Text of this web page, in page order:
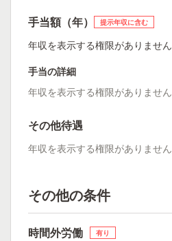
手当額（年） 提示年収に含む
年収を表示する権限がありません
手当の詳細
年収を表示する権限がありません
その他待遇
年収を表示する権限がありません
その他の条件
時間外労働 有り